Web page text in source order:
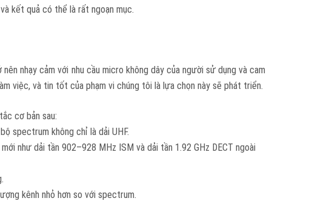
kết quả có thể là rất ngoạn mục.
nhạy cảm với nhu cầu micro không dây của người sử dụng và cam
việc, và tin tốt của phạm vi chúng tôi là lựa chọn này sẽ phát triển.
cơ bản sau:
spectrum không chỉ là dải UHF.
như dải tần 902–928 MHz ISM và dải tần 1.92 GHz DECT ngoài
kênh nhỏ hơn so với spectrum.